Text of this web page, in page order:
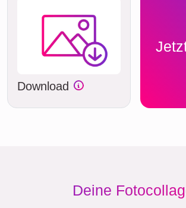
Download
Deine